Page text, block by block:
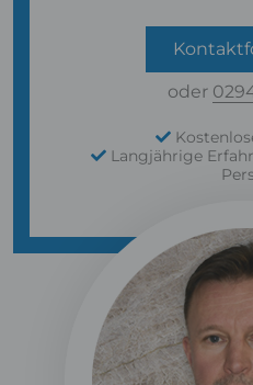
oder
Langjährige